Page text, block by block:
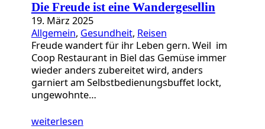
Die Freude ist eine Wandergesellin
19. März 2025
Allgemein, Gesundheit, Reisen
Freude wandert für ihr Leben gern. Weil im
Coop Restaurant in Biel das Gemüse immer
wieder anders zubereitet wird, anders
garniert am Selbstbedienungsbuffet lockt,
ungewohnte…
weiterlesen